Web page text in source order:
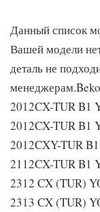
Данный список
Вашей модели
деталь не
2012CX-TUR B1
2012CX-TUR B1
2012CXY-TUR
2112CX-TUR B1
2312 CX (TUR)
2313 CX (TUR)